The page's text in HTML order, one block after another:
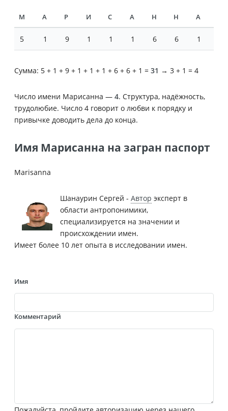
М А Р И С А Н Н А
5 1 9 1 1 1 6 6 1
Сумма: 5 + 1 + 9 + 1 + 1 + 1 + 6 + 6 + 1 = 31 → 3 + 1 = 4
Число имени Марисанна — 4. Структура, надёжность,
трудолюбие. Число 4 говорит о любви к порядку и
привычке доводить дела до конца.
Имя Марисанна на загран паспорт
Marisanna
Шанаурин Сергей - Автор эксперт в
области антропонимики,
специализируется на значении и
происхождении имен.
Имеет более 10 лет опыта в исследовании имен.
Имя
Комментарий